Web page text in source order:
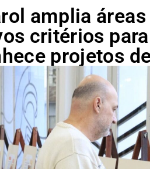
amplia
critérios
projetos